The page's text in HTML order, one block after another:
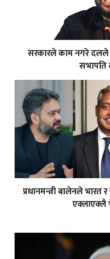
सरकारले काम नगरे दलले
सभापति
प्रधानमन्त्री बालेनले
एक्लाएक्लै